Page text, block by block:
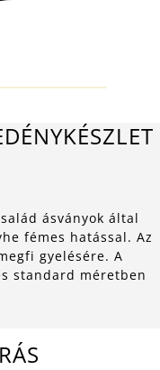
ásványok által
fémes hatással. Az
gyelésére. A
standard méretben